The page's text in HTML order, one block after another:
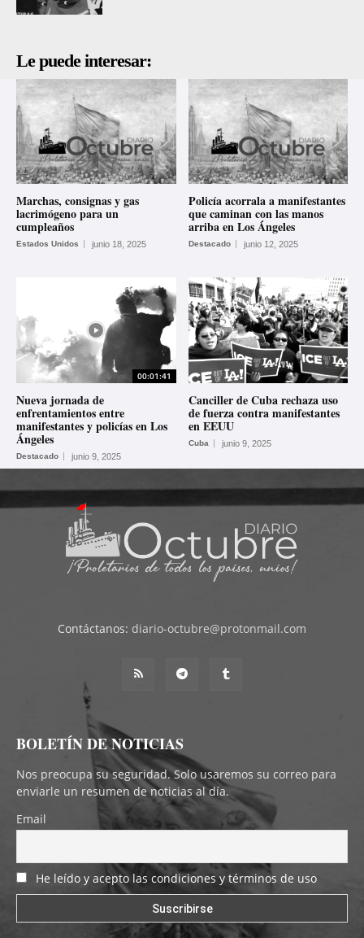
Le puede interesar:
Marchas, consignas y gas
lacrimógeno para un
cumpleaños
Estados Unidos junio 18, 2025
Policía acorrala a manifestantes
que caminan con las manos
arriba en Los Ángeles
Destacado junio 12, 2025
00:01:41
Nueva jornada de
enfrentamientos entre
manifestantes y policías en Los
Ángeles
Destacado junio 9, 2025
Canciller de Cuba rechaza uso
de fuerza contra manifestantes
en EEUU
Cuba junio 9, 2025
Contáctanos: diario-octubre@protonmail.com
BOLETÍN DE NOTICIAS
Nos preocupa su seguridad. Solo usaremos su correo para
enviarle un resumen de noticias al día.
Email
He leído y acepto las condiciones y términos de uso